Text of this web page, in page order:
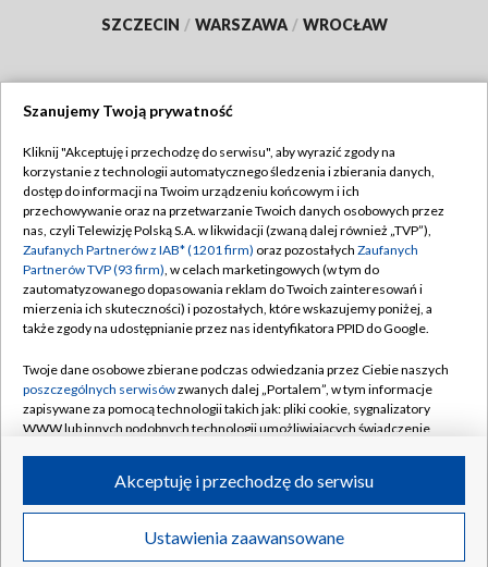
SZCZECIN / WARSZAWA / WROCŁAW
TVP
Abonament TVP
Emisja w TVP
Centrum informacji TVP
Naziemna Telewizja Cyfrowa
Rada Programowa
System NOS
Informacje o nadawcy
Program dla prasy
Ogłoszenie przetargowe
Regulamin TVP
Polityka prywatności
Moje zgody
Pomoc
Kontakt
Kanały
©2026 Telewizja Polska S.A. w likwidacji
Szanujemy Twoją prywatność
Kliknij "Akceptuję i przechodzę do serwisu", aby wyrazić zgody na
korzystanie z technologii automatycznego śledzenia i zbierania danych,
dostęp do informacji na Twoim urządzeniu końcowym i ich
przechowywanie oraz na przetwarzanie Twoich danych osobowych przez
nas, czyli Telewizję Polską S.A. w likwidacji (zwaną dalej również „TVP”),
Zaufanych Partnerów z IAB* (1201 firm) oraz pozostałych Zaufanych
Partnerów TVP (93 firm), w celach marketingowych (w tym do
zautomatyzowanego dopasowania reklam do Twoich zainteresowań i
mierzenia ich skuteczności) i pozostałych, które wskazujemy poniżej, a
także zgody na udostępnianie przez nas identyfikatora PPID do Google.
Twoje dane osobowe zbierane podczas odwiedzania przez Ciebie naszych
poszczególnych serwisówzwanych dalej „Portalem”, w tym informacje
zapisywane za pomocą technologii takich jak: pliki cookie, sygnalizatory
WWW lub innych podobnych technologii umożliwiających świadczenie
ruchu w Internecie.
Twoje dane osobowe zbierane podczas odwiedzania przez Ciebie
poszczególnych serwisówna Portalu, takie jak adresy IP, identyfikatory
Ustawienia zaawansowane
Akceptuję i przechodzę do serwisu